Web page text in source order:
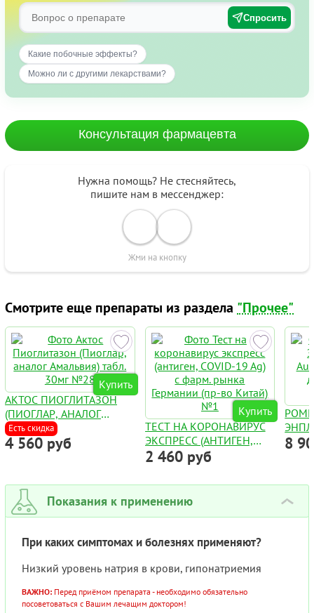
Спросить
Какие побочные эффекты?
Можно ли с другими лекарствами?
Консультация фармацевта
Нужна помощь? Не стесняйтесь,
пишите нам в мессенджер:
Жми на кнопку
Смотрите еще препараты из раздела "Прочее"
Купить
АКТОС ПИОГЛИТАЗОН
(ПИОГЛАР, АНАЛОГ
АМАЛЬВИЯ) ТАБЛ. 30МГ
№28
Есть скидка
4 560 руб
Купить
ТЕСТ НА КОРОНАВИРУС
ЭКСПРЕСС (АНТИГЕН,
COVID-19 AG) С ФАРМ.
РЫНКА ГЕРМАНИИ (ПР-
ВО КИТАЙ) №1
2 460 руб
8
Показания к применению ›
При каких симптомах и болезнях применяют?
Низкий уровень натрия в крови, гипонатриемия
ВАЖНО: Перед приёмом препарата - необходимо обязательно
посоветоваться с Вашим лечащим доктором!